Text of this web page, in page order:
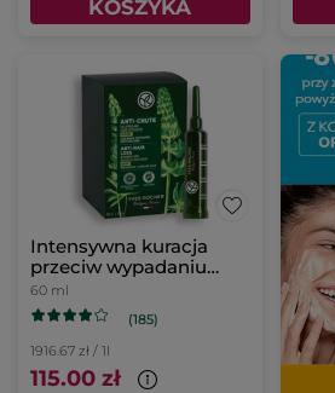
KOSZYKA
Intensywna kuracja
przeciw wypadaniu
włosów
60 ml
(185)
1916.67 zł / 1l
115.00 zł